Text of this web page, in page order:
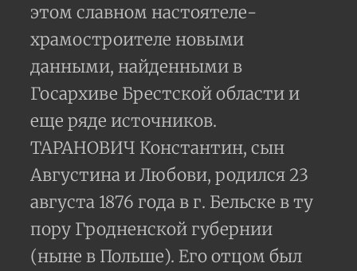
этом славном настоятеле-
храмостроителе новыми
данными, найденными в
Госархиве Брестской области и
еще ряде источников.
ТАРАНОВИЧ Константин, сын
Августина и Любови, родился 23
августа 1876 года в г. Бельске в ту
пору Гродненской губернии
(ныне в Польше). Его отцом был